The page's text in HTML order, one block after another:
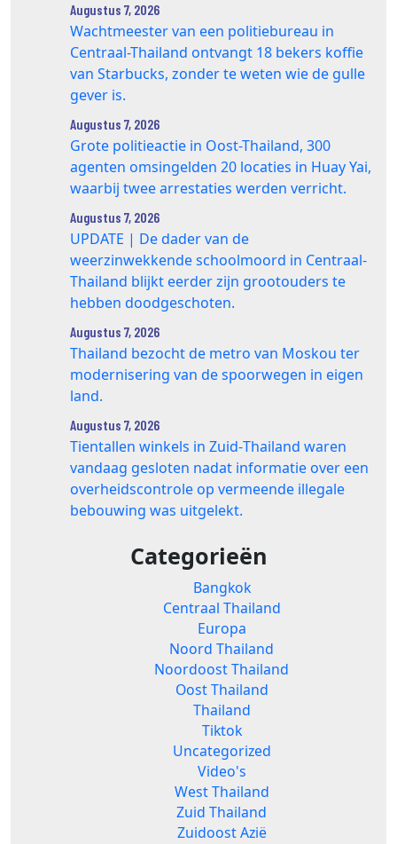
Augustus 7, 2026
Wachtmeester van een politiebureau in
Centraal-Thailand ontvangt 18 bekers koffie
van Starbucks, zonder te weten wie de gulle
gever is.
Augustus 7, 2026
Grote politieactie in Oost-Thailand, 300
agenten omsingelden 20 locaties in Huay Yai,
waarbij twee arrestaties werden verricht.
Augustus 7, 2026
UPDATE | De dader van de
weerzinwekkende schoolmoord in Centraal-
Thailand blijkt eerder zijn grootouders te
hebben doodgeschoten.
Augustus 7, 2026
Thailand bezocht de metro van Moskou ter
modernisering van de spoorwegen in eigen
land.
Augustus 7, 2026
Tientallen winkels in Zuid‑Thailand waren
vandaag gesloten nadat informatie over een
overheidscontrole op vermeende illegale
bebouwing was uitgelekt.
Categorieën
Bangkok
Centraal Thailand
Europa
Noord Thailand
Noordoost Thailand
Oost Thailand
Thailand
Tiktok
Uncategorized
Video's
West Thailand
Zuid Thailand
Zuidoost Azië